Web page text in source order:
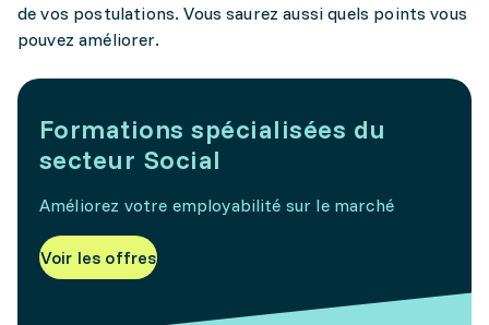
de vos postulations. Vous saurez aussi quels points vous
pouvez améliorer.
Formations spécialisées du
secteur Social
Améliorez votre employabilité sur le marché
Voir les offres